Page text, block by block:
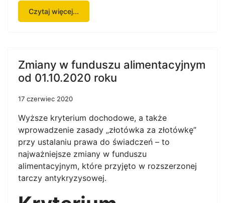
Czytaj więcej...
Zmiany w funduszu alimentacyjnym
od 01.10.2020 roku
17 czerwiec 2020
Wyższe kryterium dochodowe, a także
wprowadzenie zasady „złotówka za złotówkę”
przy ustalaniu prawa do świadczeń – to
najważniejsze zmiany w funduszu
alimentacyjnym, które przyjęto w rozszerzonej
tarczy antykryzysowej.